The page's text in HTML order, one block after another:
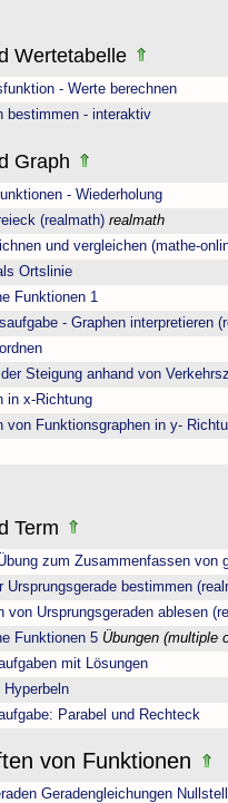
Wertetabelle
- Werte berechnen
bestimmen - interaktiv
Graph
- Wiederholung
(realmath) realmath
und vergleichen (mathe-
Ortslinie
Funktionen 1
- Graphen interpretieren
Steigung anhand von
in x-Richtung
von Funktionsgraphen in y-
Term
zum Zusammenfassen von
Ursprungsgerade bestimmen
von Ursprungsgeraden ablesen
Funktionen 5 Übungen (multiple
mit Lösungen
Hyperbeln
Parabel und Rechteck
von Funktionen
Geradengleichungen